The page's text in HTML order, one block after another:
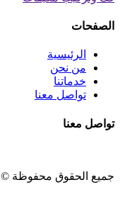
الصفحات
الرئيسية
من نحن
خدماتنا
تواصل معنا
تواصل معنا
جميع الحقوق محفوظة ©